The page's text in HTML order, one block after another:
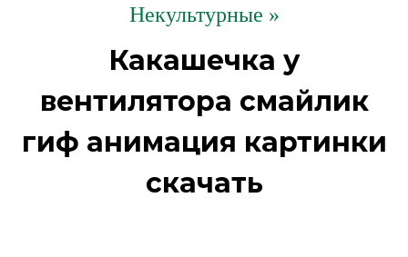
Некультурные »
Какашечка у
вентилятора смайлик
гиф анимация картинки
скачать